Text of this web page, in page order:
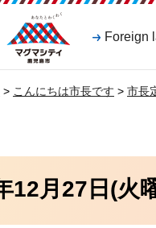
マグマシティ
鹿児島市
Foreign
> こんにちは市長です > 市長
12月27日(火